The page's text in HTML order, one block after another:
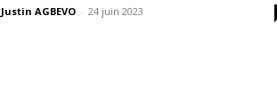
Justin AGBEVO - 24 juin 2023